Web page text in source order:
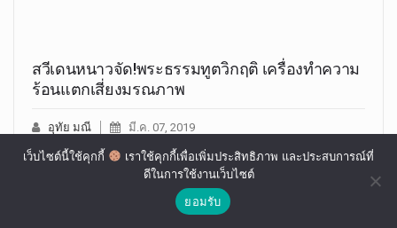
สวีเดนหนาวจัด!พระธรรมทูตวิกฤติ เครื่องทำความ
ร้อนแตกเสี่ยงมรณภาพ
อุทัย มณี มี.ค. 07, 2019
เมื่อวันที่ 5 มีนาคม 2562 ที่ผ่านมา พระวิเทศปุญญาภรณ์ หรือ
เว็บไซต์นี้ใช้คุกกี้
เราใช้คุกกี้เพื่อเพิ่มประสิทธิภาพ และประสบการณ์ที่
ดีในการใช้งานเว็บไซต์
ยอมรับ